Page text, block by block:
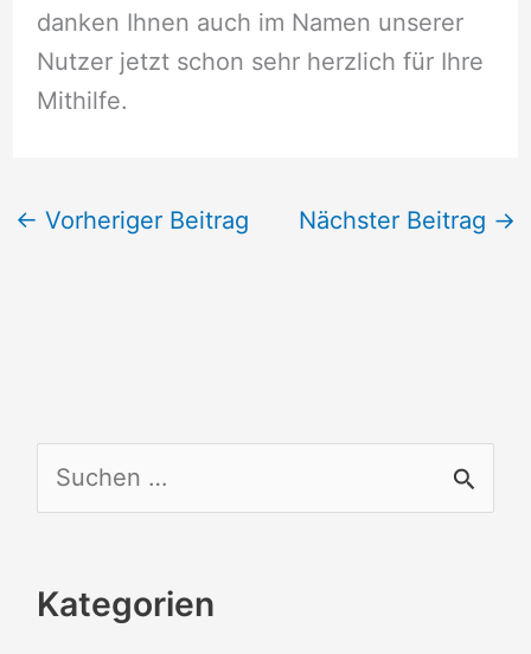
danken Ihnen auch im Namen unserer
Nutzer jetzt schon sehr herzlich für Ihre
Mithilfe.
← Vorheriger Beitrag Nächster Beitrag →
u
h
Kategorien